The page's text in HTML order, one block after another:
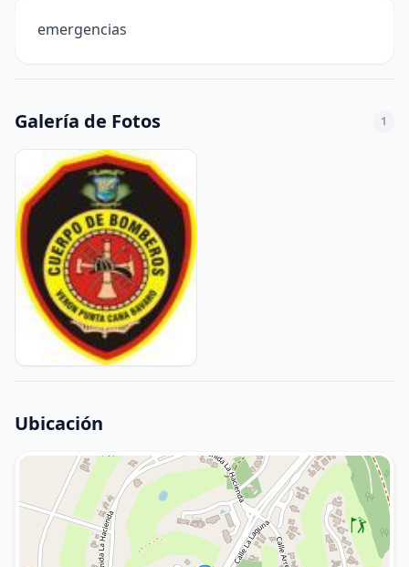
emergencias
Galería de Fotos 1
Ubicación